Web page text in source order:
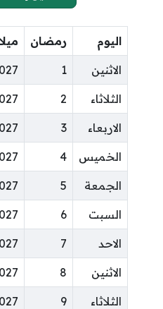
اليوم رمضان
الاثنين 1
الثلاثاء 2
الاربعاء 3
الخميس 4
الجمعة 5
السبت 6
الاحد 7
الاثنين 8
الثلاثاء 9